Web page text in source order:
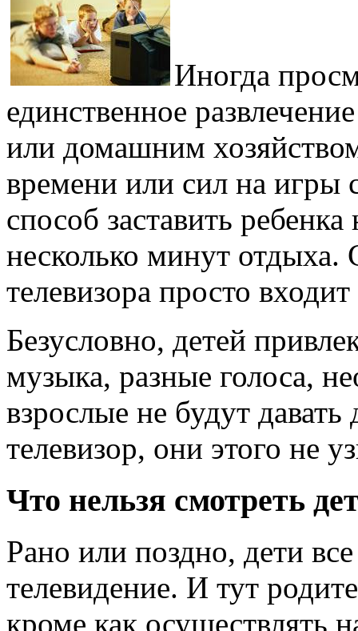
Иногда
единственное
или домашним
времени или сил на игры
способ заставить
несколько минут
телевизора просто
Безусловно, детей
музыка, разные голоса,
взрослые не будут
телевизор, они этого не
Что нельзя смотреть
Рано или поздно, дети
телевидение. И тут
кроме как осуществлять